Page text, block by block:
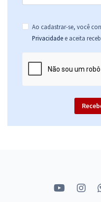
Ao cadastrar-se, você
Privacidade e aceita